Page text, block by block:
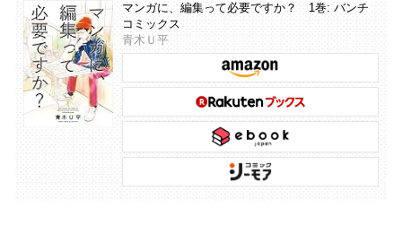
マンガに、編集って必要ですか？ 1巻: バンチ
コミックス
青木Ｕ平